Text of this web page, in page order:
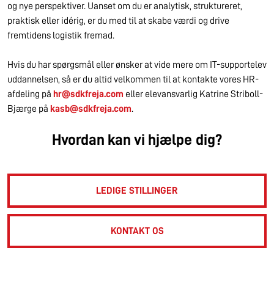
og nye perspektiver. Uanset om du er analytisk, struktureret,
praktisk eller idérig, er du med til at skabe værdi og drive
fremtidens logistik fremad.
Hvis du har spørgsmål eller ønsker at vide mere om IT-supportelev
uddannelsen, så er du altid velkommen til at kontakte vores HR-
afdeling på hr@sdkfreja.com eller elevansvarlig Katrine Striboll-
Bjærge på kasb@sdkfreja.com.
Hvordan kan vi hjælpe dig?
LEDIGE STILLINGER
KONTAKT OS